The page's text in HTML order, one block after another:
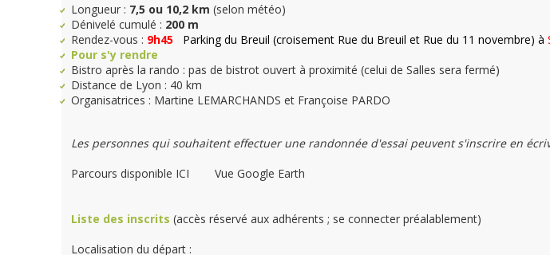
Longueur : 7,5 ou 10,2 km (selon météo)
Dénivelé cumulé : 200 m
Rendez-vous : 9h45 Parking du Breuil (croisement Rue du Breuil et Rue du 11 novembre) à
Pour s'y rendre
Bistro après la rando : pas de bistrot ouvert à proximité (celui de Salles sera fermé)
Distance de Lyon : 40 km
Organisatrices : Martine LEMARCHANDS et Françoise PARDO
Les personnes qui souhaitent effectuer une randonnée d'essai peuvent s'inscrire en
Parcours disponible ICI Vue Google Earth
Liste des inscrits (accès réservé aux adhérents ; se connecter préalablement)
Localisation du départ :